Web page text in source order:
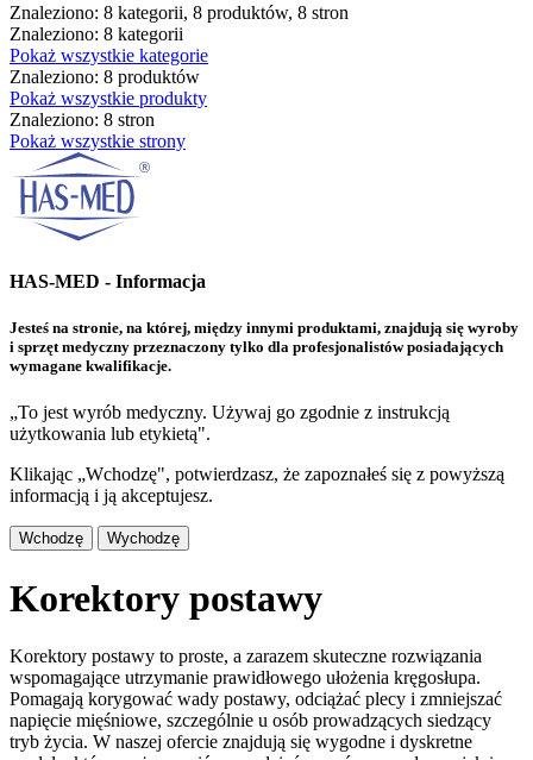
Znaleziono: 8 kategorii, 8 produktów, 8 stron
Znaleziono: 8 kategorii
Pokaż wszystkie kategorie
Znaleziono: 8 produktów
Pokaż wszystkie produkty
Znaleziono: 8 stron
Pokaż wszystkie strony
HAS-MED - Informacja
Jesteś na stronie, na której, między innymi produktami, znajdują się wyroby
i sprzęt medyczny przeznaczony tylko dla profesjonalistów posiadających
wymagane kwalifikacje.
„To jest wyrób medyczny. Używaj go zgodnie z instrukcją
użytkowania lub etykietą".
Klikając „Wchodzę", potwierdzasz, że zapoznałeś się z powyższą
informacją i ją akceptujesz.
Wchodzę Wychodzę
Korektory postawy
Korektory postawy to proste, a zarazem skuteczne rozwiązania
wspomagające utrzymanie prawidłowego ułożenia kręgosłupa.
Pomagają korygować wady postawy, odciążać plecy i zmniejszać
napięcie mięśniowe, szczególnie u osób prowadzących siedzący
tryb życia. W naszej ofercie znajdują się wygodne i dyskretne